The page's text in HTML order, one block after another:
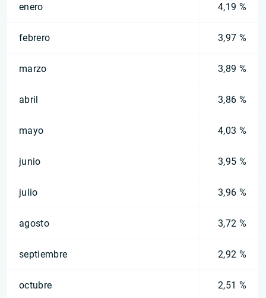
enero 4,19 %
febrero 3,97 %
marzo 3,89 %
abril 3,86 %
mayo 4,03 %
junio 3,95 %
julio 3,96 %
agosto 3,72 %
septiembre 2,92 %
octubre 2,51 %